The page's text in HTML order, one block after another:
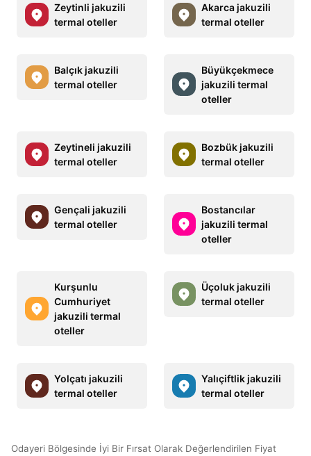
Zeytinli jakuzili
termal oteller
Akarca jakuzili
termal oteller
Balçık jakuzili
termal oteller
Büyükçekmece
jakuzili termal
oteller
Zeytineli jakuzili
termal oteller
Bozbük jakuzili
termal oteller
Gençali jakuzili
termal oteller
Bostancılar
jakuzili termal
oteller
Kurşunlu
Cumhuriyet
jakuzili termal
oteller
Üçoluk jakuzili
termal oteller
Yolçatı jakuzili
termal oteller
Yalıçiftlik jakuzili
termal oteller
Odayeri Bölgesinde İyi Bir Fırsat Olarak Değerlendirilen Fiyat